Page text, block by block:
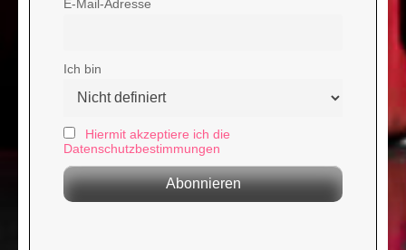
E-Mail-Adresse
Ich bin
Hiermit akzeptiere ich die
Datenschutzbestimmungen